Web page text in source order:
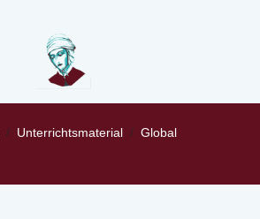
Unterrichtsmaterial
Global